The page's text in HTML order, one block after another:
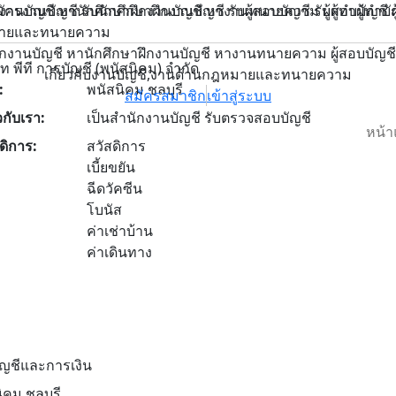
งานบัญชี รับนักศึกษาฝึกงานบัญชี รับผู้สอบบัญชี รับผู้ทำผู้ทำ
นบัญชี หานักศึกษาฝึกงานบัญชี หางานทนายความ ผู้สอบบัญ
ยและทนายความ
านบัญชี หานักศึกษาฝึกงานบัญชี หางานทนายความ ผู้สอบบัญ
เกี่ยวกับงานบัญชี,งานด้านกฎหมายและทนายความ
สมัครสมาชิกเข้าสู่ระบบ
หน้
พีที การบัญชี (พนัสนิคม) จำกัด
พนัสนิคม ชลบุรี
กับเรา:
เป็นสำนักงานบัญชี รับตรวจสอบบัญชี
การ:
สวัสดิการ
เบี้ยขยัน
ฉีดวัคซีน
โบนัส
ค่าเช่าบ้าน
ค่าเดินทาง
ชีและการเงิน